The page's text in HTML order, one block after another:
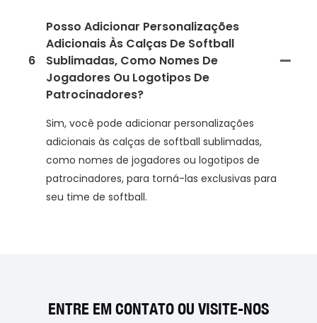
6
Posso Adicionar Personalizações
Adicionais Às Calças De Softball
Sublimadas, Como Nomes De
Jogadores Ou Logotipos De
Patrocinadores?
Sim, você pode adicionar personalizações
adicionais às calças de softball sublimadas,
como nomes de jogadores ou logotipos de
patrocinadores, para torná-las exclusivas para
seu time de softball.
ENTRE EM CONTATO OU VISITE-NOS